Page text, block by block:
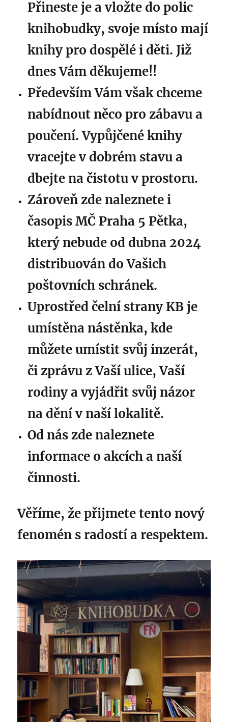
Přineste je a vložte do polic
knihobudky, svoje místo mají
knihy pro dospělé i děti. Již
dnes Vám děkujeme!!
Především Vám však chceme
nabídnout něco pro zábavu a
poučení. Vypůjčené knihy
vracejte v dobrém stavu a
dbejte na čistotu v prostoru.
Zároveň zde naleznete i
časopis MČ Praha 5 Pětka,
který nebude od dubna 2024
distribuován do Vašich
poštovních schránek.
Uprostřed čelní strany KB je
umístěna nástěnka, kde
můžete umístit svůj inzerát,
či zprávu z Vaší ulice, Vaší
rodiny a vyjádřit svůj názor
na dění v naší lokalitě.
Od nás zde naleznete
informace o akcích a naší
činnosti.
Věříme, že přijmete tento nový
fenomén s radostí a respektem.